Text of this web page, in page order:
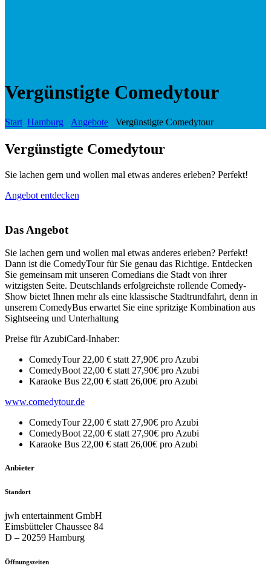
Vergünstigte Comedytour
Start Hamburg Angebote Vergünstigte Comedytour
Vergünstigte Comedytour
Sie lachen gern und wollen mal etwas anderes erleben? Perfekt!
Angebot entdecken
Das Angebot
Sie lachen gern und wollen mal etwas anderes erleben? Perfekt!
Dann ist die ComedyTour für Sie genau das Richtige. Entdecken
Sie gemeinsam mit unseren Comedians die Stadt von ihrer
witzigsten Seite. Deutschlands erfolgreichste rollende Comedy-
Show bietet Ihnen mehr als eine klassische Stadtrundfahrt, denn in
unserem ComedyBus erwartet Sie eine spritzige Kombination aus
Sightseeing und Unterhaltung
Preise für AzubiCard-Inhaber:
ComedyTour 22,00 € statt 27,90€ pro Azubi
ComedyBoot 22,00 € statt 27,90€ pro Azubi
Karaoke Bus 22,00 € statt 26,00€ pro Azubi
www.comedytour.de
ComedyTour 22,00 € statt 27,90€ pro Azubi
ComedyBoot 22,00 € statt 27,90€ pro Azubi
Karaoke Bus 22,00 € statt 26,00€ pro Azubi
Anbieter
Standort
jwh entertainment GmbH
Eimsbütteler Chaussee 84
D – 20259 Hamburg
Öffnungszeiten